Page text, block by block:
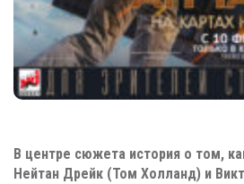
В центре сюжета история о том,
Нейтан Дрейк (Том Холланд) и